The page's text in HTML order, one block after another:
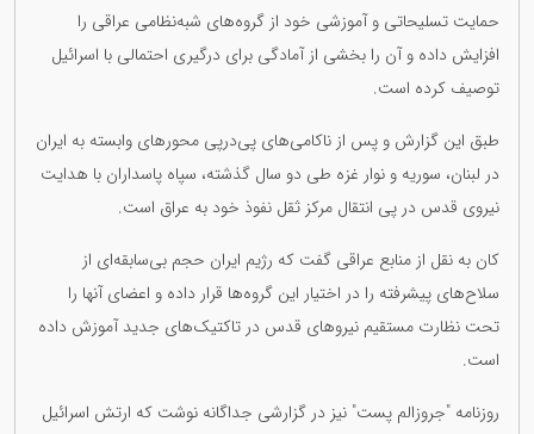
حمایت تسلیحاتی و آموزشی خود از گروه‌های شبه‌نظامی عراقی را
افزایش داده و آن را بخشی از آمادگی برای درگیری احتمالی با اسرائیل
توصیف کرده است.
طبق این گزارش و پس از ناکامی‌های پی‌درپی محورهای وابسته به ایران
در لبنان، سوریه و نوار غزه طی دو سال گذشته، سپاه پاسداران با هدایت
نیروی قدس در پی انتقال مرکز ثقل نفوذ خود به عراق است.
کان به نقل از منابع عراقی گفت که رژیم ایران حجم بی‌سابقه‌ای از
سلاح‌های پیشرفته را در اختیار این گروه‌ها قرار داده و اعضای آنها را
تحت نظارت مستقیم نیروهای قدس در تاکتیک‌های جدید آموزش داده
است.
روزنامه "جروزالم پست" نیز در گزارشی جداگانه نوشت که ارتش اسرائیل